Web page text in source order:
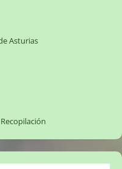
Asturias